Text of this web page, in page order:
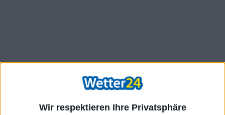
Wir respektieren Ihre Privatsphäre